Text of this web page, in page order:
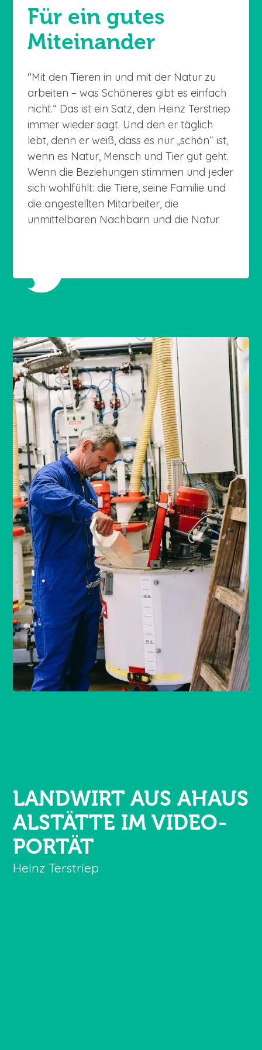
Für ein gutes
Miteinander
"Mit den Tieren in und mit der Natur zu
arbeiten – was Schöneres gibt es einfach
nicht.“ Das ist ein Satz, den Heinz Terstriep
immer wieder sagt. Und den er täglich
lebt, denn er weiß, dass es nur „schön“ ist,
wenn es Natur, Mensch und Tier gut geht.
Wenn die Beziehungen stimmen und jeder
sich wohlfühlt: die Tiere, seine Familie und
die angestellten Mitarbeiter, die
unmittelbaren Nachbarn und die Natur.
LANDWIRT AUS AHAUS
ALSTÄTTE IM VIDEO-
PORTÄT
Heinz Terstriep